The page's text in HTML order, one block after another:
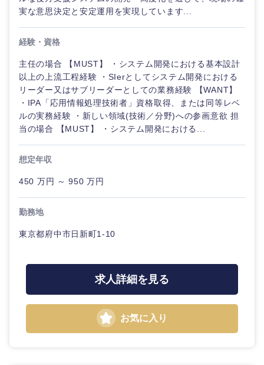
実な意思決定と安定運用を実現しています...
経験・資格
主任の場合 【MUST】 ・システム開発における基本設計
以上の上流工程経験 ・SIerとしてシステム開発における
リーダー又はサブリーダーとしての業務経験 【WANT】
・IPA「応用情報処理技術者」資格取得、または同等レベ
ルの実務経験 ・新しい領域(技術／分野)への参画意欲 担
当の場合 【MUST】 ・システム開発における...
想定年収
450 万円 ～ 950 万円
勤務地
東京都府中市日新町1-10
求人詳細を見る
お気に入り